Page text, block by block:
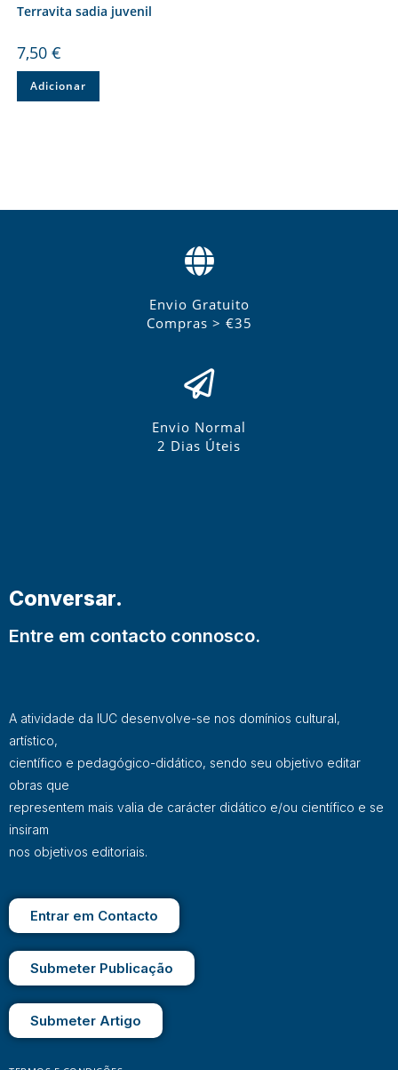
Terravita sadia juvenil
7,50 €
Adicionar
Envio Gratuito
Compras > €35
Envio Normal
2 Dias Úteis
Conversar.
Entre em contacto connosco.
A atividade da IUC desenvolve-se nos domínios cultural,
artístico,
científico e pedagógico-didático, sendo seu objetivo editar
obras que
representem mais valia de carácter didático e/ou científico e se
insiram
nos objetivos editoriais.
Entrar em Contacto
Submeter Publicação
Submeter Artigo